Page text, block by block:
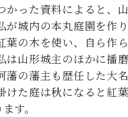
かった資料によると、
が城内の本丸庭園を作
葉の木を使い、自ら作
は山形城主のほかに播磨
藩の藩主も歴任した大
けた庭は秋になると紅
す。